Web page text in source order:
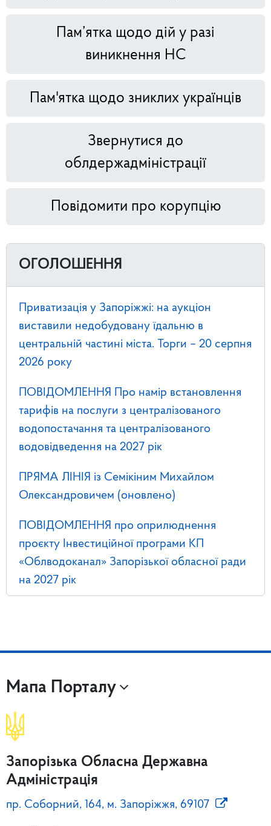
Пам’ятка щодо дій у разі
виникнення НС
Пам'ятка щодо зниклих українців
Звернутися до
облдержадміністрації
Повідомити про корупцію
ОГОЛОШЕННЯ
Приватизація у Запоріжжі: на аукціон
виставили недобудовану їдальню в
центральній частині міста. Торги – 20 серпня
2026 року
ПОВІДОМЛЕННЯ Про намір встановлення
тарифів на послуги з централізованого
водопостачання та централізованого
водовідведення на 2027 рік
ПРЯМА ЛІНІЯ із Семікіним Михайлом
Олександровичем (оновлено)
ПОВІДОМЛЕННЯ про оприлюднення
проєкту Інвестиційної програми КП
«Облводоканал» Запорізької обласної ради
на 2027 рік
Мапа Порталу
Запорізька Обласна Державна
Адміністрація
пр. Соборний, 164, м. Запоріжжя, 69107